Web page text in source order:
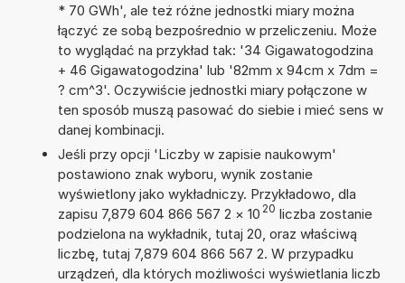
* 70 GWh', ale też różne jednostki miary można
łączyć ze sobą bezpośrednio w przeliczeniu. Może
to wyglądać na przykład tak: '34 Gigawatogodzina
+ 46 Gigawatogodzina' lub '82mm x 94cm x 7dm =
? cm^3'. Oczywiście jednostki miary połączone w
ten sposób muszą pasować do siebie i mieć sens w
danej kombinacji.
Jeśli przy opcji 'Liczby w zapisie naukowym'
postawiono znak wyboru, wynik zostanie
wyświetlony jako wykładniczy. Przykładowo, dla
zapisu 7,879 604 866 567 2 × 10 20 liczba zostanie
podzielona na wykładnik, tutaj 20, oraz właściwą
liczbę, tutaj 7,879 604 866 567 2. W przypadku
urządzeń, dla których możliwości wyświetlania liczb